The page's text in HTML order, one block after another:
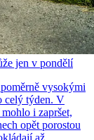
jen v pondělí
vysokými
celý týden. V
i zapršet,
opět porostou
až